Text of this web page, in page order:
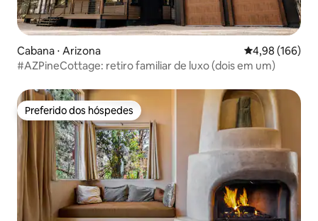
Cabana ⋅ Arizona 4,98 de uma
4,98 (166)
#AZPineCottage: retiro familiar de luxo (dois em um)
Preferido dos hóspedes
Preferido dos hóspedes